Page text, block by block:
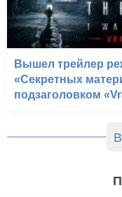
Вышел трейлер
«Секретных
подзаголовком